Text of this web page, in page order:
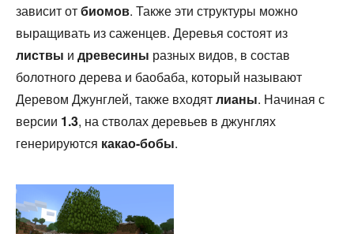
зависит отбиомов. Также эти структуры можно
выращивать из саженцев. Деревья состоят из
листвы и древесины разных видов, в состав
болотного дерева и баобаба, который называют
Деревом Джунглей, также входятлианы. Начиная с
версии 1.3, на стволах деревьев в джунглях
генерируются какао-бобы.